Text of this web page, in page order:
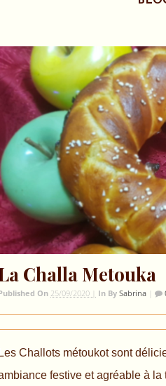
Challa Metouka
On 25/09/2020 | In By Sabrina
Les Challots métoukot sont
festive et agréable à